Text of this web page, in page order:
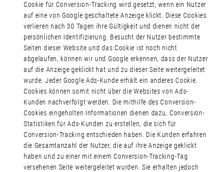
Cookie für Conversion-Tracking wird gesetzt, wenn ein Nutzer
auf eine von Google geschaltete Anzeige klickt. Diese Cookies
verlieren nach 30 Tagen ihre Gültigkeit und dienen nicht der
persönlichen Identifizierung. Besucht der Nutzer bestimmte
Seiten dieser Website und das Cookie ist noch nicht
abgelaufen, können wir und Google erkennen, dass der Nutzer
auf die Anzeige geklickt hat und zu dieser Seite weitergeleitet
wurde. Jeder Google Ads-Kunde erhält ein anderes Cookie.
Cookies können somit nicht über die Websites von Ads-
Kunden nachverfolgt werden. Die mithilfe des Conversion-
Cookies eingeholten Informationen dienen dazu, Conversion-
Statistiken für Ads-Kunden zu erstellen, die sich für
Conversion-Tracking entschieden haben. Die Kunden erfahren
die Gesamtanzahl der Nutzer, die auf ihre Anzeige geklickt
haben und zu einer mit einem Conversion-Tracking-Tag
versehenen Seite weitergeleitet wurden. Sie erhalten jedoch